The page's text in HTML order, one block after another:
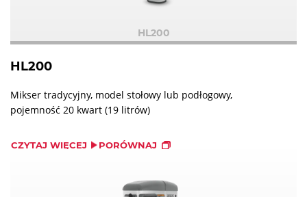
HL200
HL200
Mikser tradycyjny, model stołowy lub podłogowy,
pojemność 20 kwart (19 litrów)
CZYTAJ WIĘCEJ PORÓWNAJ